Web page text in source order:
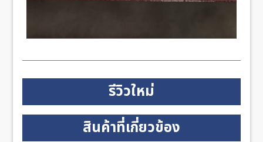
รีวิวใหม่
สินค้าที่เกี่ยวข้อง